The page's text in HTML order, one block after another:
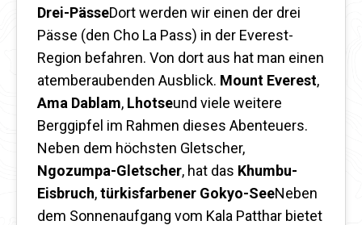
Drei-PässeDort werden wir einen der drei
Pässe (den Cho La Pass) in der Everest-
Region befahren. Von dort aus hat man einen
atemberaubenden Ausblick. Mount Everest,
Ama Dablam, Lhotseund viele weitere
Berggipfel im Rahmen dieses Abenteuers.
Neben dem höchsten Gletscher,
Ngozumpa-Gletscher, hat das Khumbu-
Eisbruch,türkisfarbener Gokyo-SeeNeben
dem Sonnenaufgang vom Kala Patthar bietet